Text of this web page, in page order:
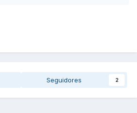
Seguidores 2